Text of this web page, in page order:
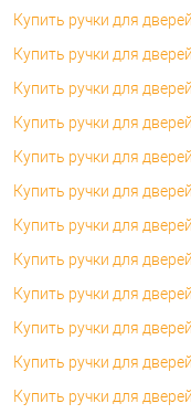
Купить ручки для
Купить ручки для
Купить ручки для
Купить ручки для
Купить ручки для
Купить ручки для
Купить ручки для
Купить ручки для
Купить ручки для
Купить ручки для
Купить ручки для
Купить ручки для